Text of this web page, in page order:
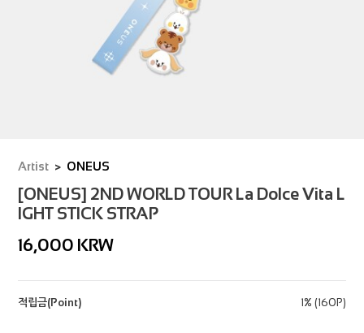
Artist ONEUS
[ONEUS] 2ND WORLD TOUR La Dolce Vita L
IGHT STICK STRAP
16,000 KRW
적립금(Point) 1% (160P)